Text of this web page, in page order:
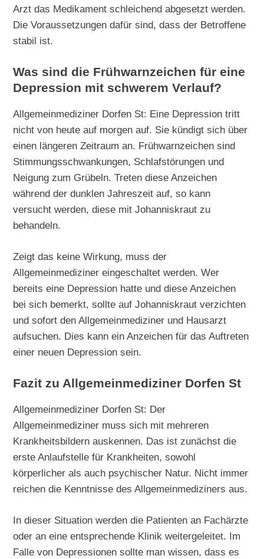
Arzt das Medikament schleichend abgesetzt werden.
Die Voraussetzungen dafür sind, dass der Betroffene
stabil ist.
Was sind die Frühwarnzeichen für eine
Depression mit schwerem Verlauf?
Allgemeinmediziner Dorfen St: Eine Depression tritt
nicht von heute auf morgen auf. Sie kündigt sich über
einen längeren Zeitraum an. Frühwarnzeichen sind
Stimmungsschwankungen, Schlafstörungen und
Neigung zum Grübeln. Treten diese Anzeichen
während der dunklen Jahreszeit auf, so kann
versucht werden, diese mit Johanniskraut zu
behandeln.
Zeigt das keine Wirkung, muss der
Allgemeinmediziner eingeschaltet werden. Wer
bereits eine Depression hatte und diese Anzeichen
bei sich bemerkt, sollte auf Johanniskraut verzichten
und sofort den Allgemeinmediziner und Hausarzt
aufsuchen. Dies kann ein Anzeichen für das Auftreten
einer neuen Depression sein.
Fazit zu Allgemeinmediziner Dorfen St
Allgemeinmediziner Dorfen St: Der
Allgemeinmediziner muss sich mit mehreren
Krankheitsbildern auskennen. Das ist zunächst die
erste Anlaufstelle für Krankheiten, sowohl
körperlicher als auch psychischer Natur. Nicht immer
reichen die Kenntnisse des Allgemeinmediziners aus.
In dieser Situation werden die Patienten an Fachärzte
oder an eine entsprechende Klinik weitergeleitet. Im
Falle von Depressionen sollte man wissen, dass es